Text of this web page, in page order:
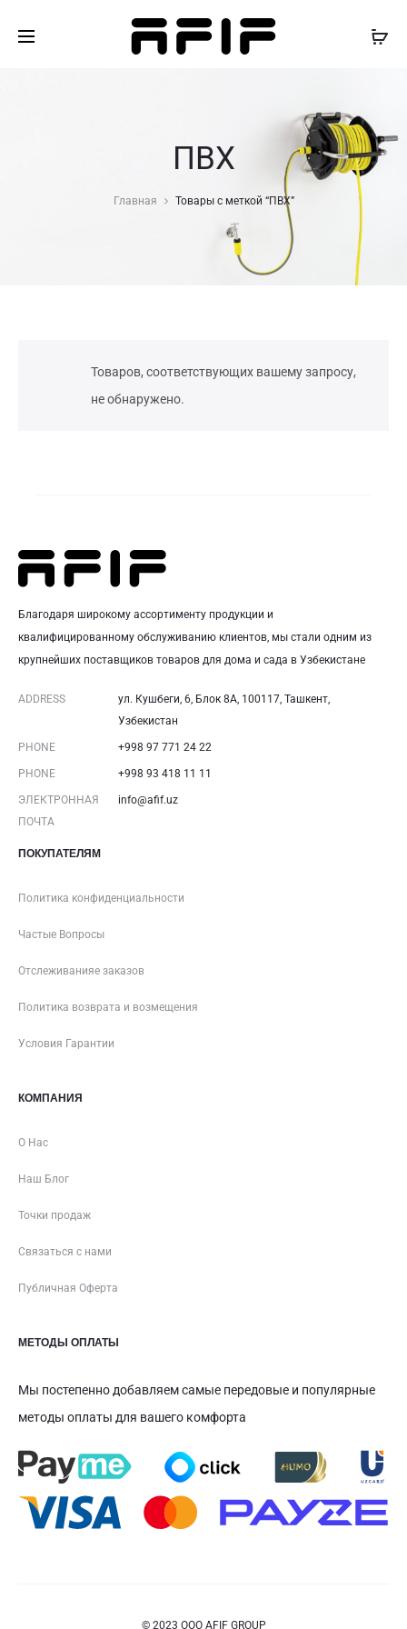
ПВХ
Главная Товары с меткой “ПВХ”
Товаров, соответствующих вашему запросу,
не обнаружено.
Благодаря широкому ассортименту продукции и
квалифицированному обслуживанию клиентов, мы стали одним из
крупнейших поставщиков товаров для дома и сада в Узбекистане
ADDRESS
ул. Кушбеги, 6, Блок 8A, 100117, Ташкент,
Узбекистан
PHONE +998 97 771 24 22
PHONE +998 93 418 11 11
ЭЛЕКТРОННАЯ
ПОЧТА
info@afif.uz
ПОКУПАТЕЛЯМ
Политика конфиденциальности
Частые Вопросы
Отслеживанияе заказов
Политика возврата и возмещения
Условия Гарантии
КОМПАНИЯ
О Нас
Наш Блог
Точки продаж
Связаться с нами
Публичная Оферта
МЕТОДЫ ОПЛАТЫ
Мы постепенно добавляем самые передовые и популярные
методы оплаты для вашего комфорта
© 2023 ООО AFIF GROUP